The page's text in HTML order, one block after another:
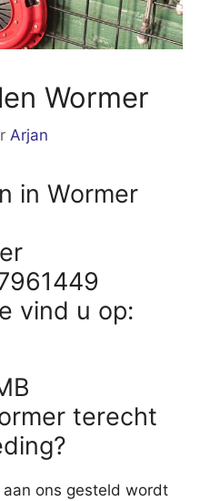
Wormer
Arjan
in Wormer
vind u op:
terecht
ons gesteld wordt